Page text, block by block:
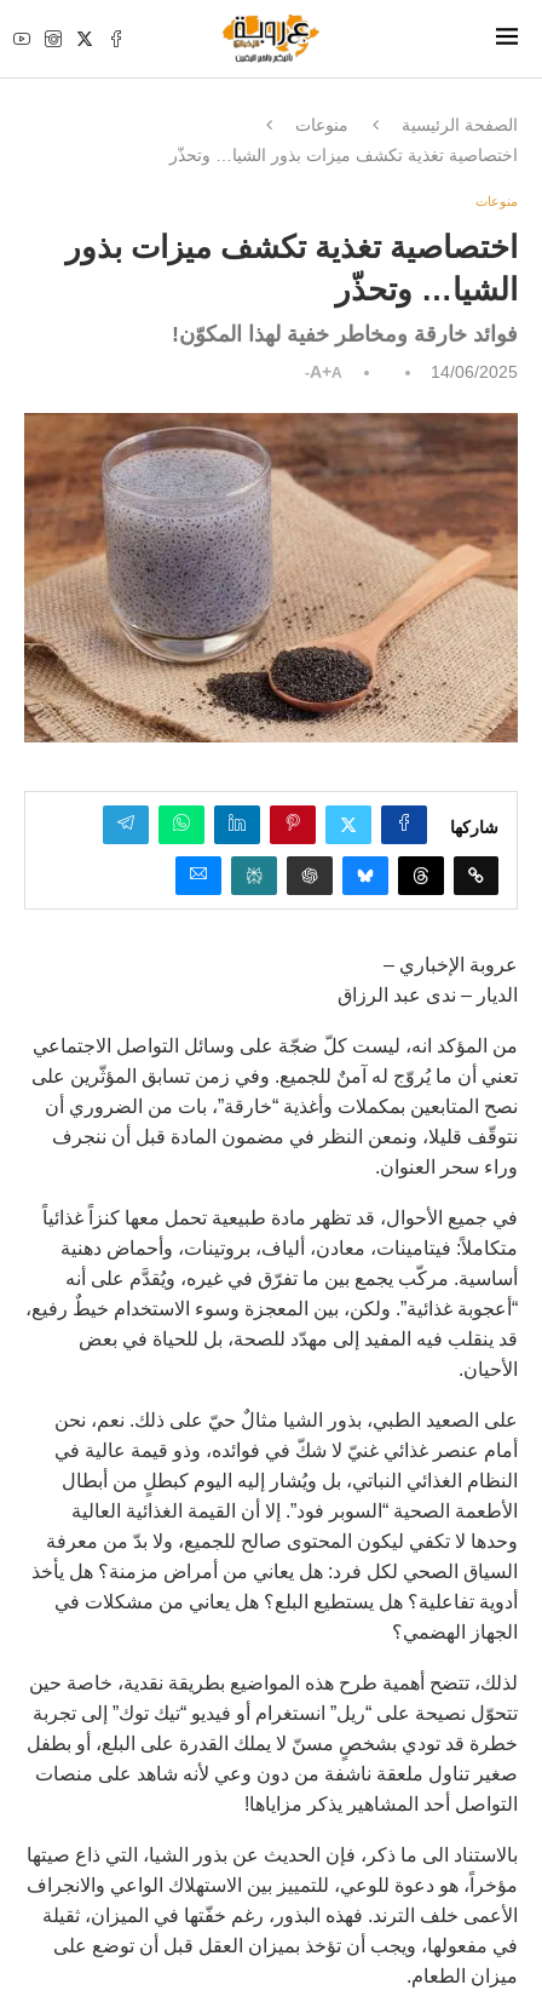
الصفحة الرئيسية
منوعات
اختصاصية تغذية تكشف ميزات بذور الشيا… وتحذّر
منوعات
اختصاصية تغذية تكشف ميزات بذور
الشيا… وتحذّر
فوائد خارقة ومخاطر خفية لهذا المكوّن!
14/06/2025
A+A-
شاركها
عروبة الإخباري –
الديار – ندى عبد الرزاق
من المؤكد انه، ليست كلّ ضجّة على وسائل التواصل الاجتماعي
تعني أن ما يُروّج له آمنٌ للجميع. وفي زمن تسابق المؤثّرين على
نصح المتابعين بمكملات وأغذية “خارقة”، بات من الضروري أن
نتوقّف قليلا، ونمعن النظر في مضمون المادة قبل أن ننجرف
وراء سحر العنوان.
في جميع الأحوال، قد تظهر مادة طبيعية تحمل معها كنزاً غذائياً
متكاملاً: فيتامينات، معادن، ألياف، بروتينات، وأحماض دهنية
أساسية. مركّب يجمع بين ما تفرّق في غيره، ويُقدَّم على أنه
“أعجوبة غذائية”. ولكن، بين المعجزة وسوء الاستخدام خيطٌ رفيع،
قد ينقلب فيه المفيد إلى مهدّد للصحة، بل للحياة في بعض
الأحيان.
على الصعيد الطبي، بذور الشيا مثالٌ حيّ على ذلك. نعم، نحن
أمام عنصر غذائي غنيّ لا شكّ في فوائده، وذو قيمة عالية في
النظام الغذائي النباتي، بل ويُشار إليه اليوم كبطلٍ من أبطال
الأطعمة الصحية “السوبر فود”. إلا أن القيمة الغذائية العالية
وحدها لا تكفي ليكون المحتوى صالح للجميع، ولا بدّ من معرفة
السياق الصحي لكل فرد: هل يعاني من أمراض مزمنة؟ هل يأخذ
أدوية تفاعلية؟ هل يستطيع البلع؟ هل يعاني من مشكلات في
الجهاز الهضمي؟
لذلك، تتضح أهمية طرح هذه المواضيع بطريقة نقدية، خاصة حين
تتحوّل نصيحة على “ريل” انستغرام أو فيديو “تيك توك” إلى تجربة
خطرة قد تودي بشخصٍ مسنّ لا يملك القدرة على البلع، أو بطفل
صغير تناول ملعقة ناشفة من دون وعي لأنه شاهد على منصات
التواصل أحد المشاهير يذكر مزاياها!
بالاستناد الى ما ذكر، فإن الحديث عن بذور الشيا، التي ذاع صيتها
مؤخراً، هو دعوة للوعي، للتمييز بين الاستهلاك الواعي والانجراف
الأعمى خلف الترند. فهذه البذور، رغم خفّتها في الميزان، ثقيلة
في مفعولها، ويجب أن تؤخذ بميزان العقل قبل أن توضع على
ميزان الطعام.